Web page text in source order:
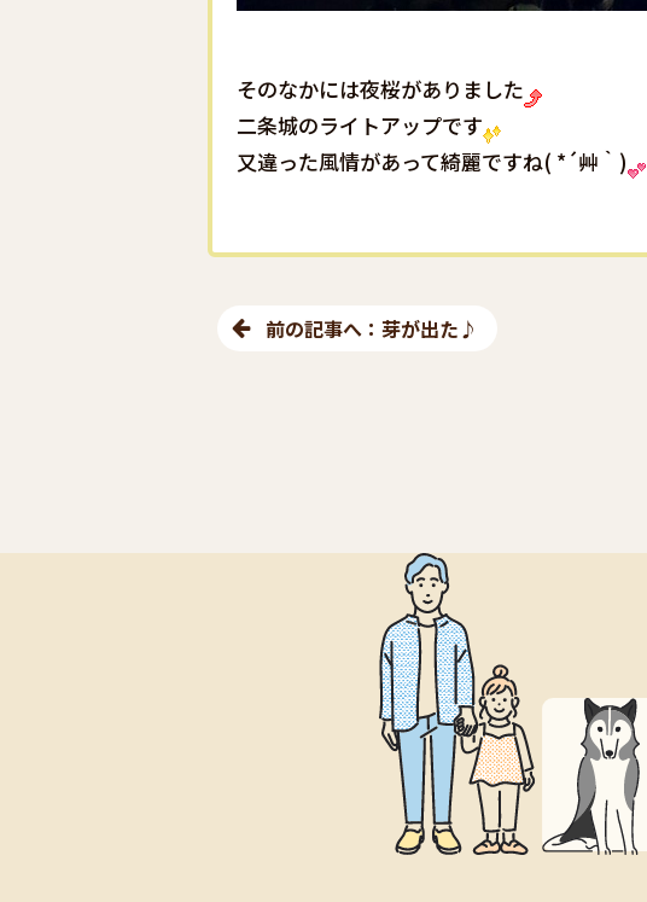
そのなかには夜桜がありました
二条城のライトアップです
又違った風情があって綺麗ですね( *´艸｀)
前の記事へ：芽が出た♪